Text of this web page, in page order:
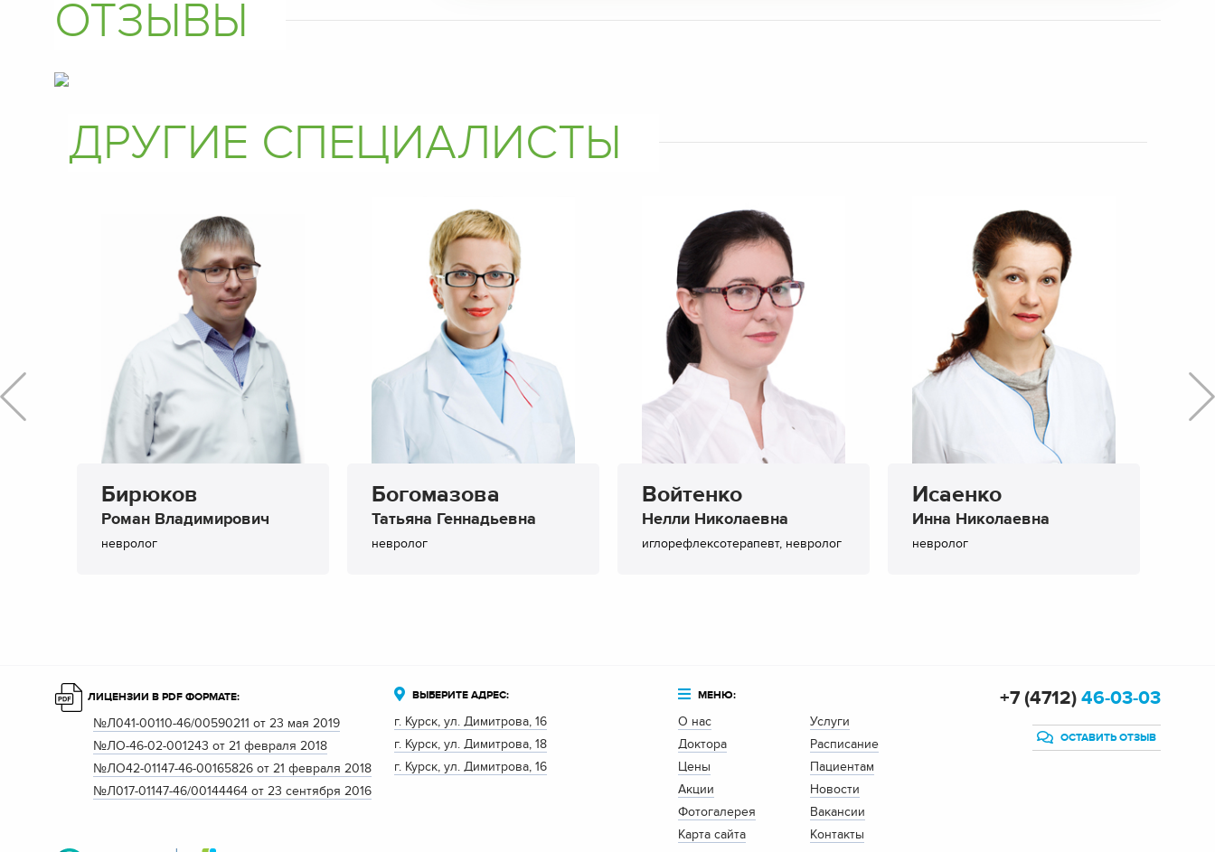
ОТЗЫВЫ
ДРУГИЕ СПЕЦИАЛИСТЫ
Бирюков
Роман Владимирович
невролог
Богомазова
Татьяна Геннадьевна
невролог
Войтенко
Нелли Николаевна
иглорефлексотерапевт, невролог
Исаенко
Инна Николаевна
невролог
ЛИЦЕНЗИИ В PDF ФОРМАТЕ:
№Л041-00110-46/00590211 от 23 мая 2019
№ЛО-46-02-001243 от 21 февраля 2018
№ЛО42-01147-46-00165826 от 21 февраля 2018
№Л017-01147-46/00144464 от 23 сентября 2016
ВЫБЕРИТЕ АДРЕС:
г. Курск, ул. Димитрова, 16
г. Курск, ул. Димитрова, 18
г. Курск, ул. Димитрова, 16
МЕНЮ:
О нас
Услуги
Доктора
Расписание
Цены
Пациентам
Акции
Новости
Фотогалерея
Вакансии
Карта сайта
Контакты
+7 (4712)46-03-03
ОСТАВИТЬ ОТЗЫВ